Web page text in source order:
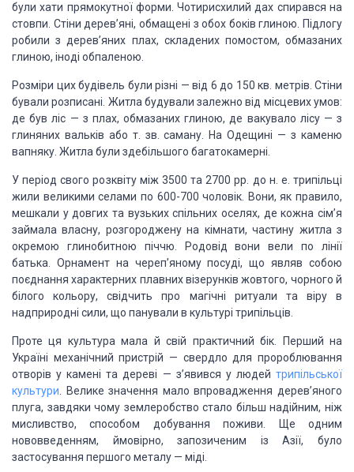
були хати прямокутної форми. Чотирисхилий дах спирався на
стовпи. Стіни дерев’яні, обмащені з обох боків глиною. Підлогу
робили з дерев’яних плах, складених помостом, обмазаних
глиною, іноді обпаленою.
Розміри цих будівель були різні — від 6 до 150 кв. метрів. Стіни
бували розписані. Житла будували залежно від місцевих умов:
де був ліс — з плах, обмазаних глиною, де вакувало лісу — з
глиняних вальків або т. зв. саману. На Одещині — з каменю
вапняку. Житла були здебільшого багатокамерні.
У період свого розквіту між 3500 та 2700 рр. до н. е. трипільці
жили великими селами по 600-700 чоловік. Вони, як правило,
мешкали у довгих та вузьких спільних оселях, де кожна сім’я
займала власну, розгороджену на кімнати, частину житла з
окремою глинобитною піччю. Родовід вони вели по лінії
батька. Орнамент на череп’яному посуді, що являв собою
поєднання характерних плавних візерунків жовтого, чорного й
білого кольору, свідчить про магічні ритуали та віру в
надприродні сили, що панували в культурі трипільців.
Проте ця культура мала й свій практичний бік. Перший на
Україні механічний пристрій — свердло для пророблювання
отворів у камені та дереві — з’явився у людей трипільської
культури . Велике значення мало впровадження дерев’яного
плуга, завдяки чому землеробство стало більш надійним, ніж
мисливство, способом добування поживи. Ще одним
нововведенням, ймовірно, запозиченим із Азії, було
застосування першого металу — міді.